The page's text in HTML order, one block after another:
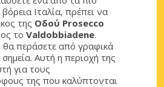
Ιταλία, πρέπει να
της Οδού Prosecco
το Valdobbiadene.
θα περάσετε από γραφικά
Αυτή η περιοχή της
για τους
της που καλύπτονται